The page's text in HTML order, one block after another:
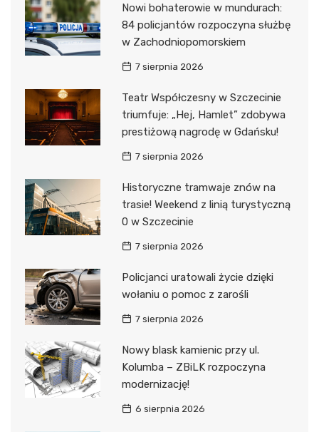
Nowi bohaterowie w mundurach:
84 policjantów rozpoczyna służbę
w Zachodniopomorskiem
7 sierpnia 2026
Teatr Współczesny w Szczecinie
triumfuje: „Hej, Hamlet” zdobywa
prestiżową nagrodę w Gdańsku!
7 sierpnia 2026
Historyczne tramwaje znów na
trasie! Weekend z linią turystyczną
0 w Szczecinie
7 sierpnia 2026
Policjanci uratowali życie dzięki
wołaniu o pomoc z zarośli
7 sierpnia 2026
Nowy blask kamienic przy ul.
Kolumba – ZBiLK rozpoczyna
modernizację!
6 sierpnia 2026